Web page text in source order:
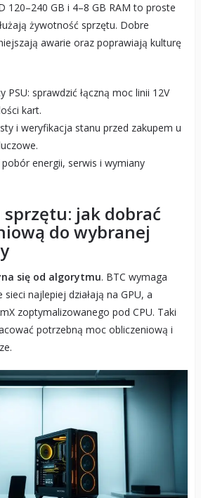
120–240 GB i 4–8 GB RAM to proste
żywotność sprzętu. Dobre
awarie oraz poprawiają kulturę
PSU: sprawdzić łączną moc linii 12V
kart.
i weryfikacja stanu przed zakupem u
pobór energii, serwis i wymiany
jak dobrać
do wybranej
się od algorytmu. BTC wymaga
sieci najlepiej działają na GPU, a
zoptymalizowanego pod CPU. Taki
potrzebną moc obliczeniową i